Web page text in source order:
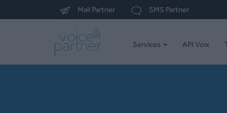
Mail Partner SMS Partner
Services API Voix